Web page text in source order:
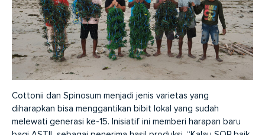
Cottonii dan Spinosum menjadi jenis varietas yang
diharapkan bisa menggantikan bibit lokal yang sudah
melewati generasi ke-15. Inisiatif ini memberi harapan baru